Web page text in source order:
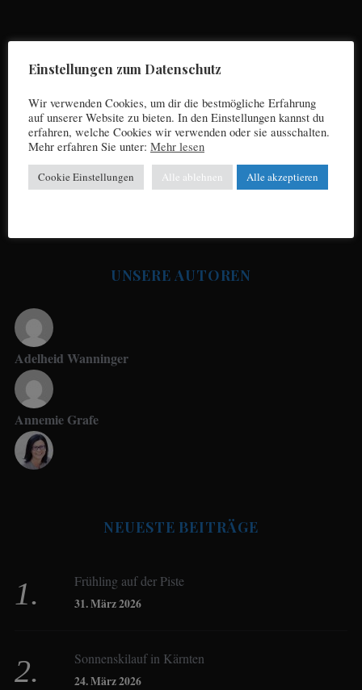
Impressum
UNSERE AUTOREN
Adelheid Wanninger
Annemie Grafe
Birgit Werner
Christoph Schrahe
NEUESTE BEITRÄGE
Frühling auf der Piste
31. März 2026
Sonnenskilauf in Kärnten
24. März 2026
c
f
o
r
:
Einstellungen zum Datenschutz
Wir verwenden Cookies, um dir die bestmögliche Erfahrung
auf unserer Website zu bieten. In den Einstellungen kannst du
erfahren, welche Cookies wir verwenden oder sie ausschalten.
Mehr erfahren Sie unter: Mehr lesen
Cookie Einstellungen Alle ablehnen Alle akzeptieren